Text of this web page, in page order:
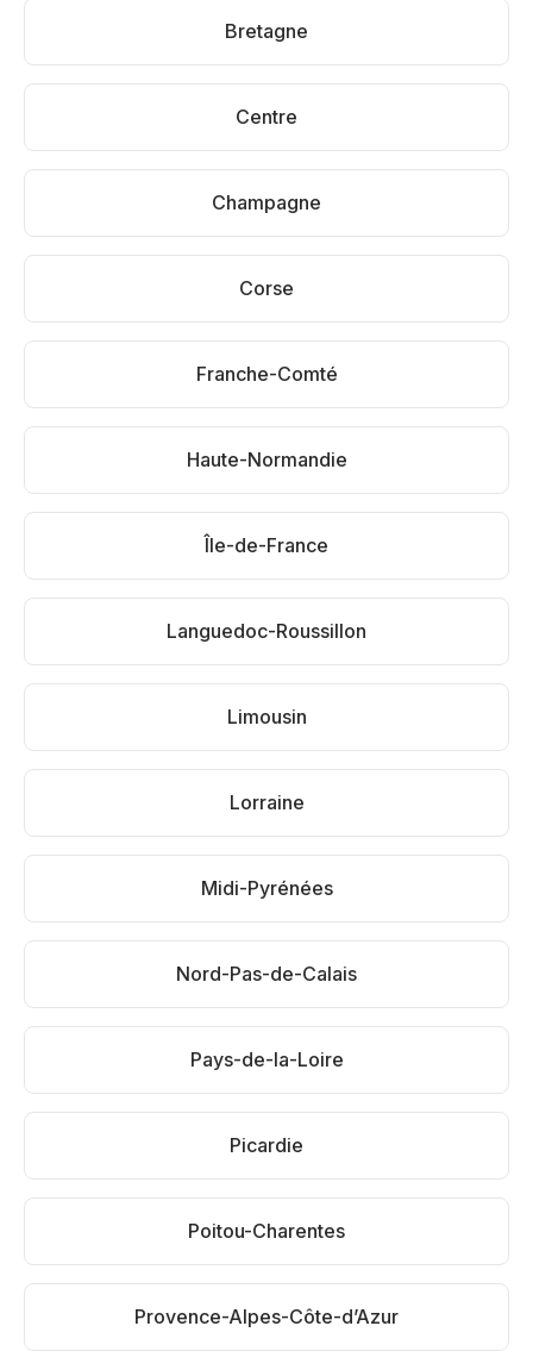
Bretagne
Centre
Champagne
Corse
Franche-Comté
Haute-Normandie
Île-de-France
Languedoc-Roussillon
Limousin
Lorraine
Midi-Pyrénées
Nord-Pas-de-Calais
Pays-de-la-Loire
Picardie
Poitou-Charentes
Provence-Alpes-Côte-d’Azur